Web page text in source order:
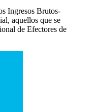
Ingresos Brutos-
aquellos que se
de Efectores de